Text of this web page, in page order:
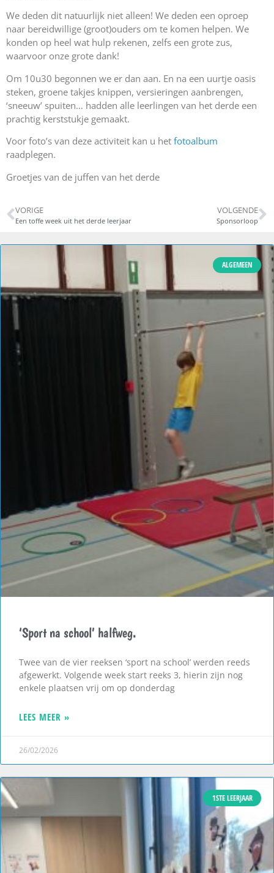
We deden dit natuurlijk niet alleen! We deden een oproep
naar bereidwillige (groot)ouders om te komen helpen. We
konden op heel wat hulp rekenen, zelfs een grote zus,
waarvoor onze grote dank!
Om 10u30 begonnen we er dan aan. En na een uurtje oasis
steken, groene takjes knippen, versieringen aanbrengen,
‘sneeuw’ spuiten… hadden alle leerlingen van het derde een
prachtig kerststukje gemaakt.
Voor foto’s van deze activiteit kan u het fotoalbum
raadplegen.
Groetjes van de juffen van het derde
VORIGE
Een toffe week uit het derde leerjaar
VOLGENDE
Sponsorloop
ALGEMEEN
‘Sport na school’ halfweg.
Twee van de vier reeksen ‘sport na school’ werden reeds
afgewerkt. Volgende week start reeks 3, hierin zijn nog
enkele plaatsen vrij om op donderdag
LEES MEER »
26/02/2026
1STE LEERJAAR